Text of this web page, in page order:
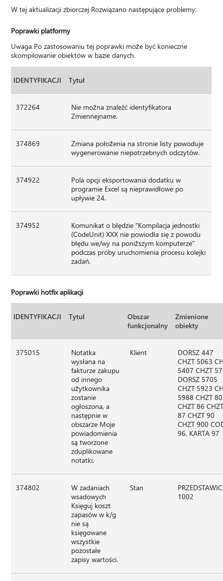
W tej aktualizacji zbiorczej Rozwiązano następujące problemy:
Poprawki platformy
Uwaga Po zastosowaniu tej poprawki może być konieczne
skompilowanie obiektów w bazie danych.
IDENTYFIKACJI Tytuł
372264
Nie można znaleźć identyfikatora
Zmiennejname.
374869
Zmiana położenia na stronie listy powoduje
wygenerowanie niepotrzebnych odczytów.
374922
Pola opcji eksportowania dodatku w
programie Excel są nieprawidłowe po
upływie 24.
374952
Komunikat o błędzie "Kompilacja jednostki
(CodeUnit) XXX nie powiodła się z powodu
błędu we/wy na poniższym komputerze"
podczas próby uruchomienia procesu kolejki
zadań.
Poprawki hotfix aplikacji
IDENTYFIKACJI Tytuł
Obszar
funkcjonalny
Zmienione
obiekty
375015
Notatka
wysłana na
fakturze zakupu
od innego
użytkownika
zostanie
ogłoszona, a
następnie w
obszarze Moje
powiadomienia
są tworzone
zduplikowane
notatki.
Klient
DORSZ 447
CHZT 5063
5407 CHZT
DORSZ 5705
CHZT 5923
5988 CHZT 80
CHZT 86
87 CHZT 90
CHZT 900
96, KARTA 97
374802
W zadaniach
wsadowych
Księguj koszt
zapasów w k/g
nie są
księgowane
wszystkie
pozostałe
zapisy wartości.
Stan
1002